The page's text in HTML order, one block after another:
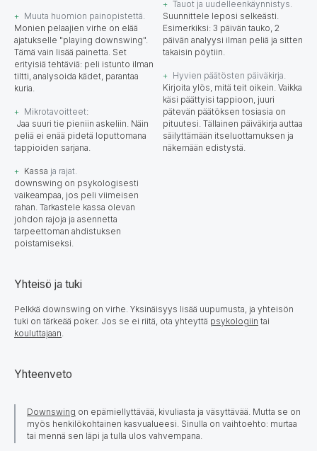
Muuta huomion painopistettä.
Monien pelaajien virhe on elää
ajatukselle "playing downswing".
Tämä vain lisää painetta. Set
erityisiä tehtäviä: peli istunto ilman
tiltti, analysoida kädet, parantaa
kuria.
Mikrotavoitteet:
Jaa suuri tie pieniin askeliin. Näin
peliä ei enää pidetä loputtomana
tappioiden sarjana.
Kassa ja rajat.
downswing on psykologisesti
vaikeampaa, jos peli viimeisen
rahan. Tarkastele kassa olevan
johdon rajoja ja asennetta
tarpeettoman ahdistuksen
poistamiseksi.
Tauot ja uudelleenkäynnistys.
Suunnittele leposi selkeästi.
Esimerkiksi: 3 päivän tauko, 2
päivän analyysi ilman peliä ja sitten
takaisin pöytiin.
Hyvien päätösten päiväkirja.
Kirjoita ylös, mitä teit oikein. Vaikka
käsi päättyisi tappioon, juuri
pätevän päätöksen tosiasia on
pituutesi. Tällainen päiväkirja auttaa
säilyttämään itseluottamuksen ja
näkemään edistystä.
Yhteisö ja tuki
Pelkkä downswing on virhe. Yksinäisyys lisää uupumusta, ja yhteisön
tuki on tärkeää poker. Jos se ei riitä, ota yhteyttä psykologiin tai
kouluttajaan
Yhteenveto
Downswing on epämiellyttävää, kivuliasta ja väsyttävää. Mutta se on
myös henkilökohtainen kasvualueesi. Sinulla on vaihtoehto: murtaa
tai mennä sen läpi ja tulla ulos vahvempana.